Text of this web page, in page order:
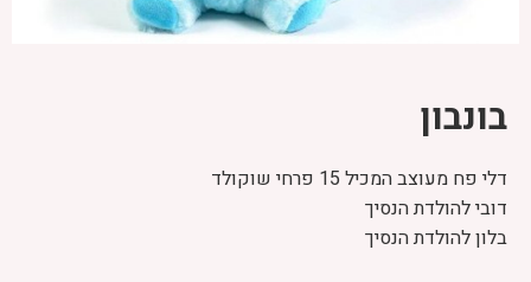
בונבון
דלי פח מעוצב המכיל 15 פרחי שוקולד
דובי להולדת הנסיך
בלון להולדת הנסיך